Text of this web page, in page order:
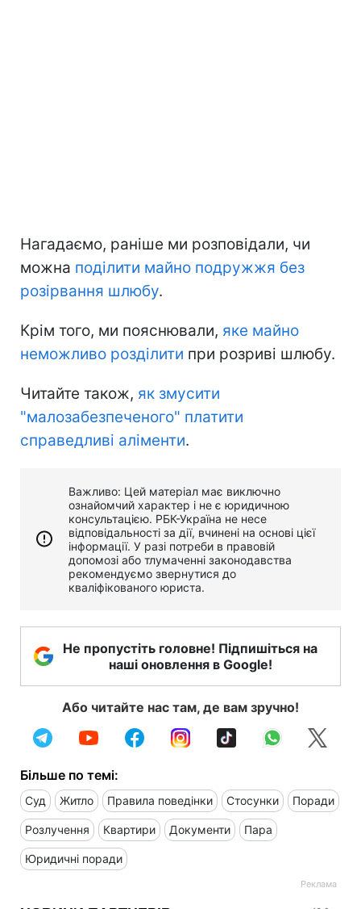
Нагадаємо, раніше ми розповідали, чи
можна поділити майно подружжя без
розірвання шлюбу.
Крім того, ми пояснювали, яке майно
неможливо розділити при розриві шлюбу.
Читайте також, як змусити
"малозабезпеченого" платити
справедливі аліменти.
Важливо: Цей матеріал має виключно
ознайомчий характер і не є юридичною
консультацією. РБК-Україна не несе
відповідальності за дії, вчинені на основі цієї
інформації. У разі потреби в правовій
допомозі або тлумаченні законодавства
рекомендуємо звернутися до
кваліфікованого юриста.
Не пропустіть головне! Підпишіться на
наші оновлення в Google!
Або читайте нас там, де вам зручно!
Більше по темі:
Суд Житло Правила поведінки Стосунки Поради
Розлучення Квартири Документи Пара
Юридичні поради